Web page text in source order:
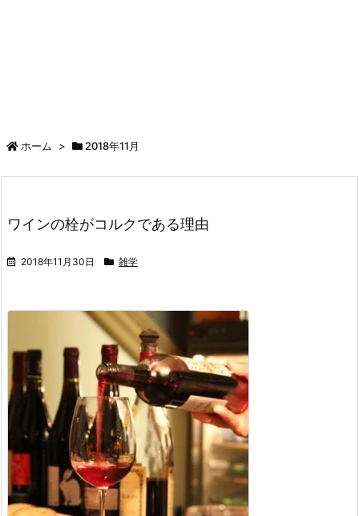
ホーム > 2018年11月
ワインの栓がコルクである理由
2018年11月30日 雑学